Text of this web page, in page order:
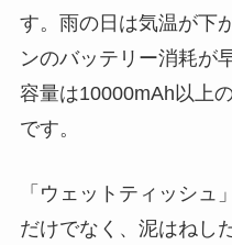
す。雨の日は気温が下
ンのバッテリー消耗が
容量は10000mAh以上
です。
「ウェットティッシュ
だけでなく、泥はねし